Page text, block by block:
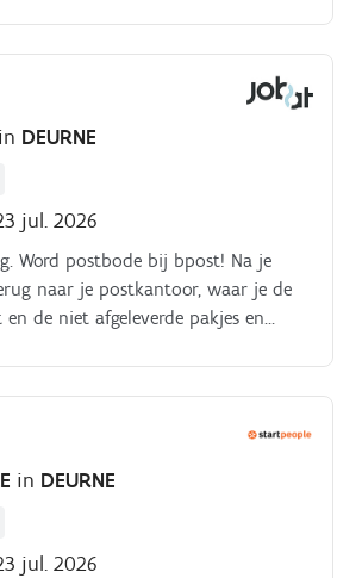
in DEURNE
jul. 2026
Word postbode bij bpost! Na je
naar je postkantoor, waar je de
de niet afgeleverde pakjes en
in DEURNE
jul. 2026